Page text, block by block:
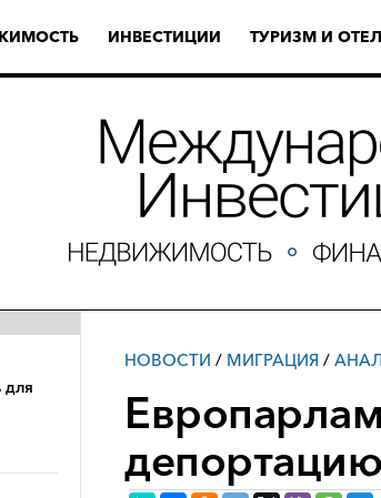
ИНВЕСТИЦИИ ТУРИЗМ И
для
НОВОСТИ / МИГРАЦИЯ /